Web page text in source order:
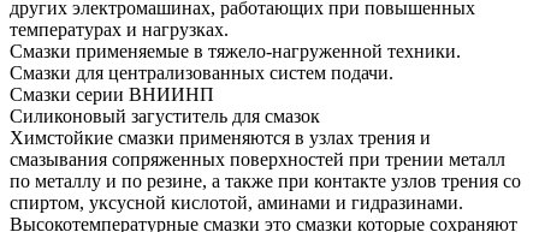
других электромашинах, работающих при повышенных
температурах и нагрузках.
Смазки применяемые в тяжело-нагруженной техники.
Смазки для централизованных систем подачи.
Смазки серии ВНИИНП
Силиконовый загуститель для смазок
Химстойкие смазки применяются в узлах трения и
смазывания сопряженных поверхностей при трении металл
по металлу и по резине, а также при контакте узлов трения со
спиртом, уксусной кислотой, аминами и гидразинами.
Высокотемпературные смазки это смазки которые сохраняют